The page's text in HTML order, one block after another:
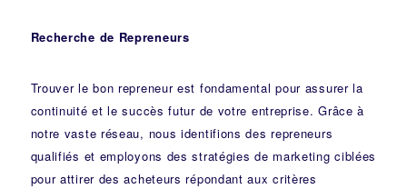
Recherche de Repreneurs
Trouver le bon repreneur est fondamental pour assurer la
continuité et le succès futur de votre entreprise. Grâce à
notre vaste réseau, nous identifions des repreneurs
qualifiés et employons des stratégies de marketing ciblées
pour attirer des acheteurs répondant aux critères